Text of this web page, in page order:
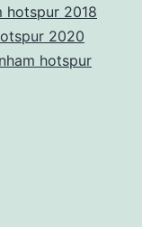
hotspur 2018
2020
hotspur